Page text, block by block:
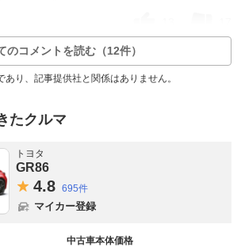
のコメントを読む（12件）
り、記事提供社と関係はありません。
たクルマ
トヨタ
GR86
4.8 695件
マイカー登録
中古車本体価格